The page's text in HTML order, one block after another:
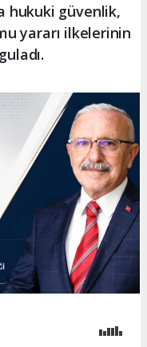
hukuki güvenlik,
yararı ilkelerinin